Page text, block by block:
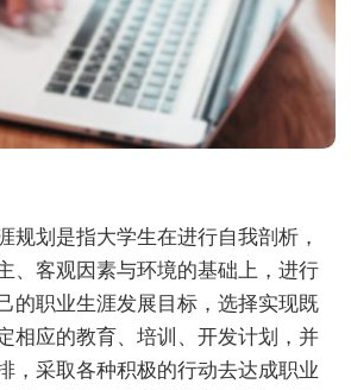
划是指大学生在进行自我剖析，
、客观因素与环境的基础上，进行
的职业生涯发展目标，选择实现既
相应的教育、培训、开发计划，并
，采取各种积极的行动去达成职业